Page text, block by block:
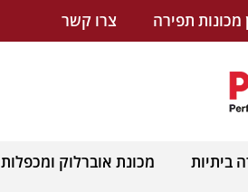
מכונות תפירה צרו קשר
ביתיות מכונת אוברלוק ומכפלות